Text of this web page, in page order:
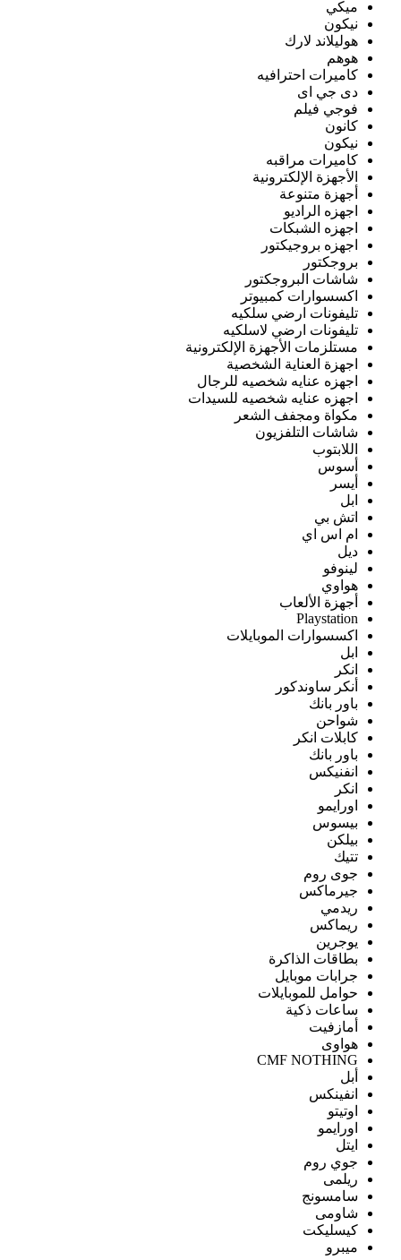
ميكي
نيكون
هوليلاند لارك
هوهم
كاميرات احترافيه
دى جي اى
فوجي فيلم
كانون
نيكون
كاميرات مراقبه
الأجهزة الإلكترونية
أجهزة متنوعة
اجهزه الراديو
اجهزه الشبكات
اجهزه بروجيكتور
بروجكتور
شاشات البروجكتور
اكسسوارات كمبيوتر
تليفونات ارضي سلكيه
تليفونات ارضي لاسلكيه
مستلزمات الأجهزة الإلكترونية
اجهزة العناية الشخصية
اجهزه عنايه شخصيه للرجال
اجهزه عنايه شخصيه للسيدات
مكواة ومجفف الشعر
شاشات التلفزيون
اللابتوب
أسوس
أيسر
ابل
اتش بي
ام اس اي
ديل
لينوفو
هواوي
أجهزة الألعاب
Playstation
اكسسوارات الموبايلات
ابل
انكر
أنكر ساوندكور
باور بانك
شواحن
كابلات انكر
باور بانك
انفنيكس
انكر
اورايمو
بيسوس
بيلكن
تتيك
جوى روم
جيرماكس
ريدمي
ريماكس
يوجرين
بطاقات الذاكرة
جرابات موبايل
حوامل للموبايلات
ساعات ذكية
أمازفيت
هواوى
CMF NOTHING
أبل
انفينكس
اوتيتو
اورايمو
ايتل
جوي روم
ريلمى
سامسونج
شاومى
كيسليكت
ميبرو